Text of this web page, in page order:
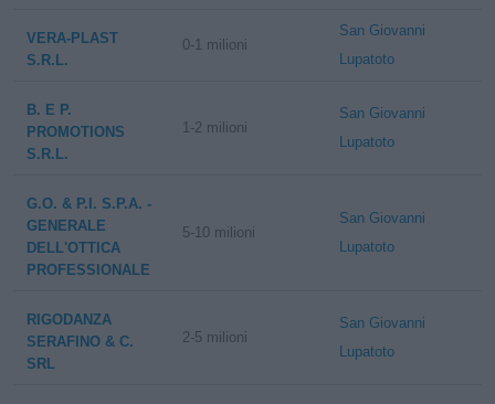
VERA-PLAST
S.R.L.
0-1 milioni
San Giovanni
Lupatoto
B. E P.
PROMOTIONS
S.R.L.
1-2 milioni
San Giovanni
Lupatoto
G.O. & P.I. S.P.A. -
GENERALE
DELL'OTTICA
PROFESSIONALE
5-10 milioni
San Giovanni
Lupatoto
RIGODANZA
SERAFINO & C.
SRL
2-5 milioni
San Giovanni
Lupatoto